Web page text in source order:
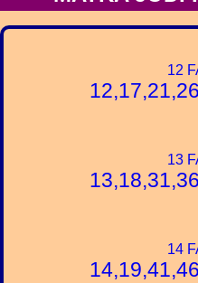
12
13
14